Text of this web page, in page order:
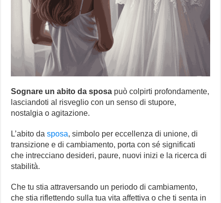
Sognare un abito da sposa può colpirti profondamente,
lasciandoti al risveglio con un senso di stupore,
nostalgia o agitazione.
L’abito dasposa, simbolo per eccellenza di unione, di
transizione e di cambiamento, porta con sé significati
che intrecciano desideri, paure, nuovi inizi e la ricerca di
stabilità.
Che tu stia attraversando un periodo di cambiamento,
che stia riflettendo sulla tua vita affettiva o che ti senta in